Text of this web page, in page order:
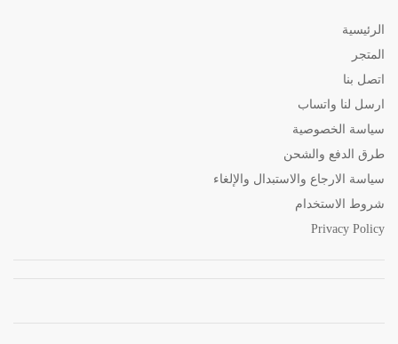
الرئيسية
المتجر
اتصل بنا
ارسل لنا واتساب
سياسة الخصوصية
طرق الدفع والشحن
سياسة الارجاع والاستبدال والإلغاء
شروط الاستخدام
Privacy Policy